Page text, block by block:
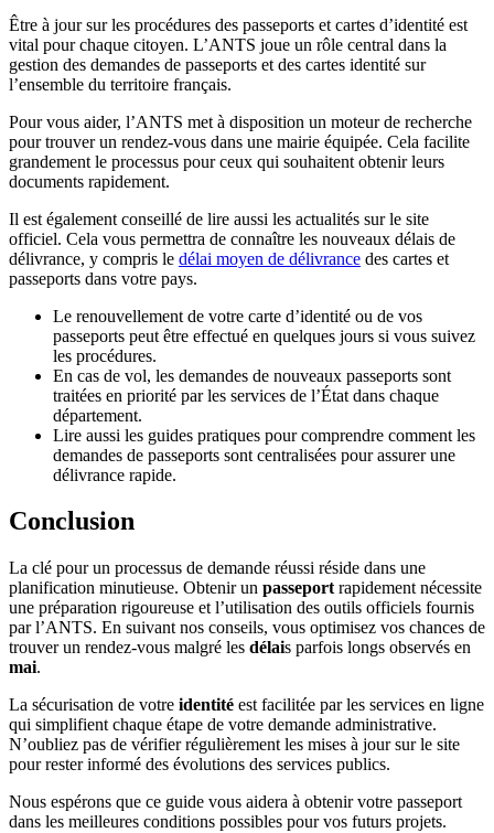
Être à jour sur les procédures des passeports et cartes d’identité est
vital pour chaque citoyen. L’ANTS joue un rôle central dans la
gestion des demandes de passeports et des cartes identité sur
l’ensemble du territoire français.
Pour vous aider, l’ANTS met à disposition un moteur de recherche
pour trouver un rendez-vous dans une mairie équipée. Cela facilite
grandement le processus pour ceux qui souhaitent obtenir leurs
documents rapidement.
Il est également conseillé de lire aussi les actualités sur le site
officiel. Cela vous permettra de connaître les nouveaux délais de
délivrance, y compris le délai moyen de délivrance des cartes et
passeports dans votre pays.
Le renouvellement de votre carte d’identité ou de vos
passeports peut être effectué en quelques jours si vous suivez
les procédures.
En cas de vol, les demandes de nouveaux passeports sont
traitées en priorité par les services de l’État dans chaque
département.
Lire aussi les guides pratiques pour comprendre comment les
demandes de passeports sont centralisées pour assurer une
délivrance rapide.
Conclusion
La clé pour un processus de demande réussi réside dans une
planification minutieuse. Obtenir un passeport rapidement nécessite
une préparation rigoureuse et l’utilisation des outils officiels fournis
par l’ANTS. En suivant nos conseils, vous optimisez vos chances de
trouver un rendez-vous malgré les délais parfois longs observés en
mai.
La sécurisation de votre identité est facilitée par les services en ligne
qui simplifient chaque étape de votre demande administrative.
N’oubliez pas de vérifier régulièrement les mises à jour sur le site
pour rester informé des évolutions des services publics.
Nous espérons que ce guide vous aidera à obtenir votre passeport
dans les meilleures conditions possibles pour vos futurs projets.